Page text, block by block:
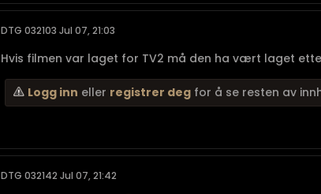
DTG 032103 Jul 07, 21:03
Hvis filmen var laget for TV2 må den ha vært laget
Logg inn eller registrer deg for å se resten av
DTG 032142 Jul 07, 21:42